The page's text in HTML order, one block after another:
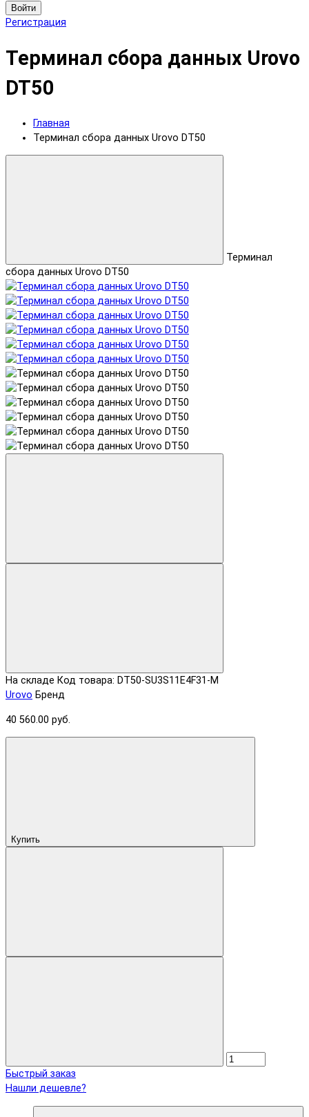
Войти
Регистрация
Терминал сбора данных Urovo
DT50
Главная
Терминал сбора данных Urovo DT50
Терминал
сбора данных Urovo DT50
На складе Код товара: DT50-SU3S11E4F31-M
Urovo Бренд
40 560.00 руб.
Купить
Быстрый заказ
Нашли дешевле?